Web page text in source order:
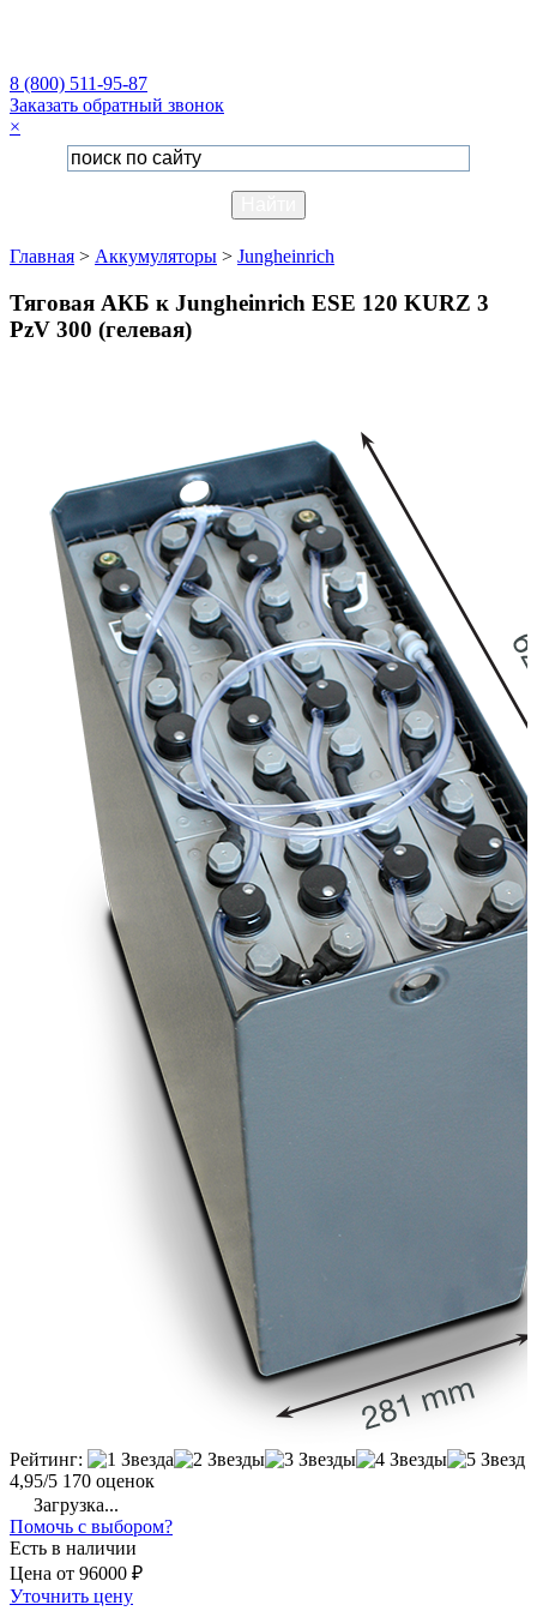
8 (800) 511-95-87
Заказать обратный звонок
×
Главная > Аккумуляторы > Jungheinrich
Тяговая АКБ к Jungheinrich ESE 120 KURZ 3
PzV 300 (гелевая)
Рейтинг:
4,95/5 170 оценок
Загрузка...
Помочь с выбором?
Есть в наличии
Цена от 96000 ₽
Уточнить цену